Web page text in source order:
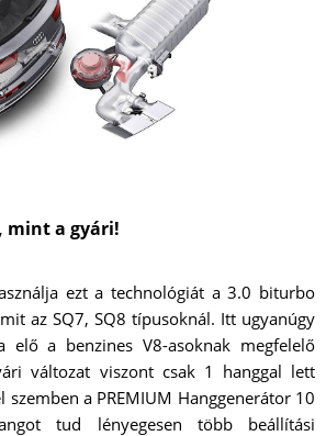
mint a gyári!
ezt a technológiát a 3.0 biturbo
az SQ7, SQ8 típusoknál. Itt ugyanúgy
elő a benzines V8-asoknak megfelelő
változat viszont csak 1 hanggal lett
szemben a PREMIUM Hanggenerátor 10
tud lényegesen több beállítási